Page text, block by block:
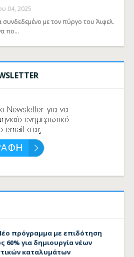
04, 2025
συνδεδεμένο με τον πύργο του Άιφελ.
πο…
πρόγραμμα με επιδότηση
60% για δημιουργία νέων
καταλυμάτων